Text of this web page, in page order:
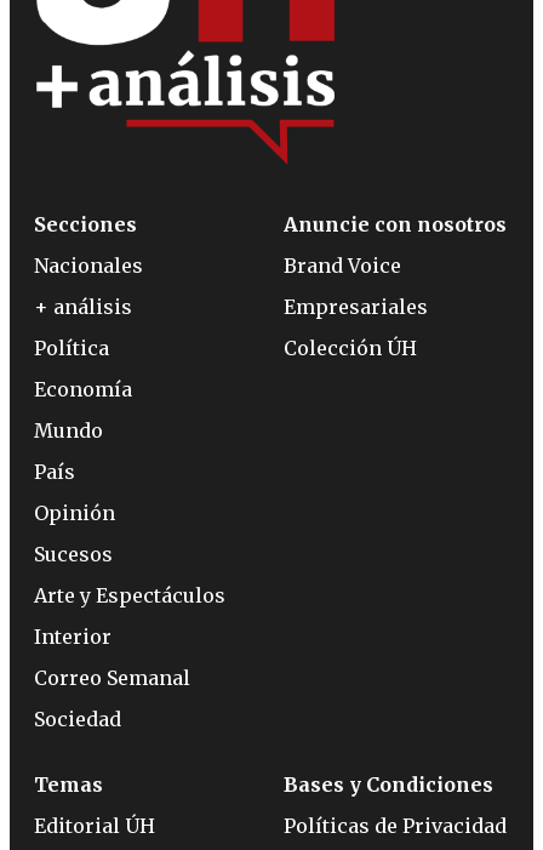
Secciones
Nacionales
+ análisis
Política
Economía
Mundo
País
Opinión
Sucesos
Arte y Espectáculos
Interior
Correo Semanal
Sociedad
Anuncie con nosotros
Brand Voice
Empresariales
Colección ÚH
Temas
Editorial ÚH
Bases y Condiciones
Políticas de Privacidad